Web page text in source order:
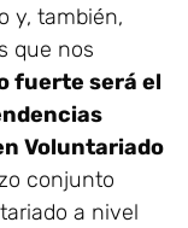
y, también,
que nos
fuerte será el
Voluntariado
conjunto
a nivel